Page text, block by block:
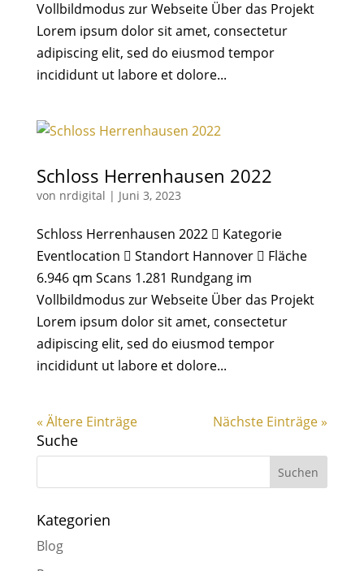
Vollbildmodus zur Webseite Über das Projekt
Lorem ipsum dolor sit amet, consectetur
adipiscing elit, sed do eiusmod tempor
incididunt ut labore et dolore...
Schloss Herrenhausen 2022
von nrdigital | Juni 3, 2023
Schloss Herrenhausen 2022  Kategorie
Eventlocation  Standort Hannover  Fläche
6.946 qm Scans 1.281 Rundgang im
Vollbildmodus zur Webseite Über das Projekt
Lorem ipsum dolor sit amet, consectetur
adipiscing elit, sed do eiusmod tempor
incididunt ut labore et dolore...
« Ältere Einträge Nächste Einträge »
Suche
Kategorien
Blog